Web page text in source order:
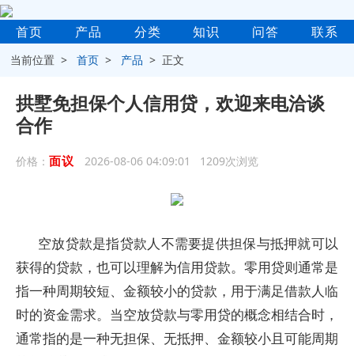
首页 产品 分类 知识 问答 联系
当前位置 >首页 > 产品 > 正文
拱墅免担保个人信用贷，欢迎来电洽谈
合作
价格： 面议 2026-08-06 04:09:01 1209次浏览
空放贷款是指贷款人不需要提供担保与抵押就可以
获得的贷款，也可以理解为信用贷款。零用贷则通常是
指一种周期较短、金额较小的贷款，用于满足借款人临
时的资金需求。当空放贷款与零用贷的概念相结合时，
通常指的是一种无担保、无抵押、金额较小且可能周期